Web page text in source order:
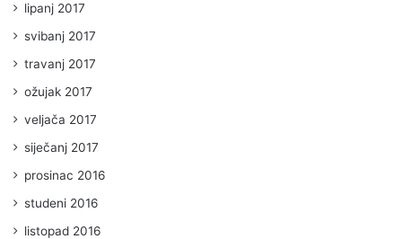
lipanj 2017
svibanj 2017
travanj 2017
ožujak 2017
veljača 2017
siječanj 2017
prosinac 2016
studeni 2016
listopad 2016